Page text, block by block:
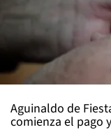
Aguinaldo de
comienza el pago